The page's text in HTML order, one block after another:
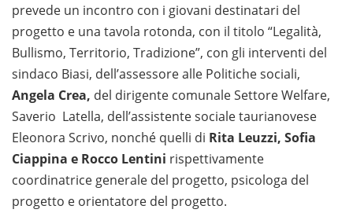
prevede un incontro con i giovani destinatari del
progetto e una tavola rotonda, con il titolo “Legalità,
Bullismo, Territorio, Tradizione”, con gli interventi del
sindaco Biasi, dell’assessore alle Politiche sociali,
Angela Crea, del dirigente comunale Settore Welfare,
Saverio Latella, dell’assistente sociale taurianovese
Eleonora Scrivo, nonché quelli di Rita Leuzzi, Sofia
Ciappina e Rocco Lentini rispettivamente
coordinatrice generale del progetto, psicologa del
progetto e orientatore del progetto.